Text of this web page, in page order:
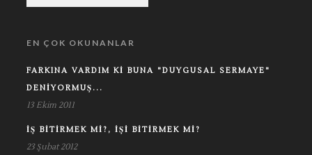
EN ÇOK OKUNANLAR
FARKINA VARDIM KI BUNA "DUYGUSAL SERMAYE"
DENIYORMUŞ...
13 Ekim 2011
İŞ BITIRMEK MI?, İŞI BITIRMEK MI?
23 Şubat 2012